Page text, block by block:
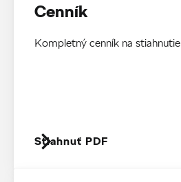
Cenník
Kompletný cenník na stiahnutie
Stiahnuť PDF